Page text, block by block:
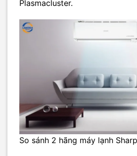
Plasmacluster.
So sánh 2 hãng máy lạnh